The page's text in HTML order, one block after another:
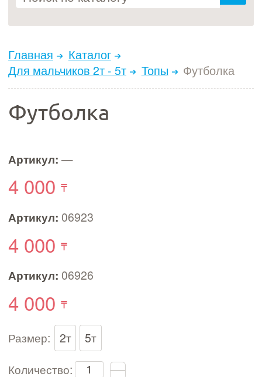
Главная
Каталог
Для мальчиков 2т - 5т
Топы Футболка
Футболка
Артикул: —
4 000
Артикул: 06923
4 000
Артикул: 06926
4 000
Размер: 2т
5т
Количество: